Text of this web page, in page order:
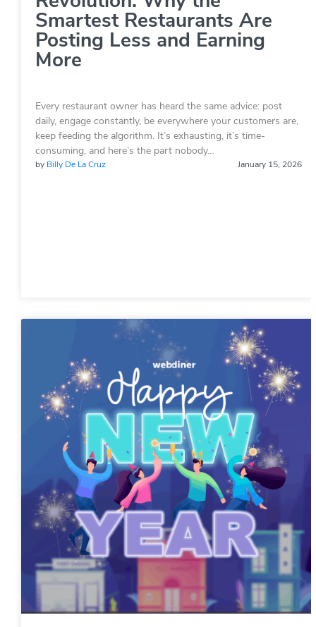
Smartest Restaurants Are
Posting Less and Earning
More
Every restaurant owner has heard the same advice: post
daily, engage constantly, be everywhere your customers are,
keep feeding the algorithm. It’s exhausting, it’s time-
consuming, and here’s the part nobody…
by Billy De La Cruz January 15, 2026